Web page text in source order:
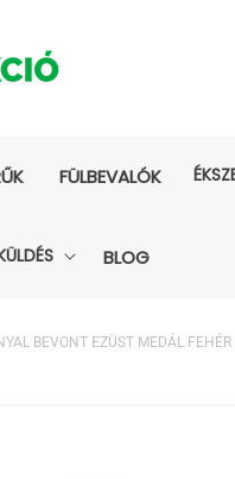
FÜLBEVALÓK
BLOG
BEVONT EZÜST MEDÁL